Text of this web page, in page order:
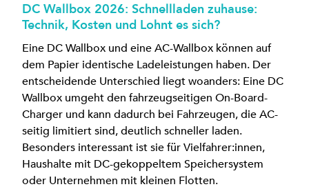
DC Wallbox 2026: Schnellladen zuhause:
Technik, Kosten und Lohnt es sich?
Eine DC Wallbox und eine AC-Wallbox können auf
dem Papier identische Ladeleistungen haben. Der
entscheidende Unterschied liegt woanders: Eine DC
Wallbox umgeht den fahrzeugseitigen On-Board-
Charger und kann dadurch bei Fahrzeugen, die AC-
seitig limitiert sind, deutlich schneller laden.
Besonders interessant ist sie für Vielfahrer:innen,
Haushalte mit DC-gekoppeltem Speichersystem
oder Unternehmen mit kleinen Flotten.